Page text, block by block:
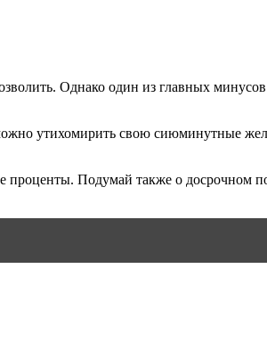
Однако один из главных
утихомирить свою сиюминутные
проценты. Подумай также о досрочном